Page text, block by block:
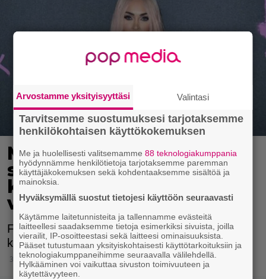
Megan Fox tähdittää
sarjamurhaajista
kertovaa elokuvaa –
vauhdikas traileri julki
Fox näyttelee elokuvassa pahamaineista
kasinojohtajaa.
30.4.2023 20:15
Arvostamme yksityisyyttäsi Valintasi
Tarvitsemme suostumuksesi tarjotaksemme
henkilökohtaisen käyttökokemuksen
Me ja huolellisesti valitsemamme88 teknologiakumppania
hyödynnämme henkilötietoja tarjotaksemme paremman
käyttäjäkokemuksen sekä kohdentaaksemme sisältöä ja
mainoksia.
Hyväksymällä suostut tietojesi käyttöön seuraavasti
Käytämme laitetunnisteita ja tallennamme evästeitä
laitteellesi saadaksemme tietoja esimerkiksi sivuista, joilla
vierailit, IP-osoitteestasi sekä laitteesi ominaisuuksista.
Pääset tutustumaan yksityiskohtaisesti käyttötarkoituksiin ja
teknologiakumppaneihimme seuraavalla välilehdellä.
Hylkääminen voi vaikuttaa sivuston toimivuuteen ja
käytettävyyteen.